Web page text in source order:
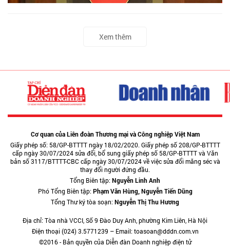
Xem thêm
Cơ quan của Liên đoàn Thương mại và Công nghiệp Việt Nam
Giấy phép số: 58/GP-BTTTT ngày 18/02/2020. Giấy phép số 208/GP-BTTTT
cấp ngày 30/07/2024 sửa đổi, bổ sung giấy phép số 58/GP-BTTTT và Văn
bản số 3117/BTTTT-CBC cấp ngày 30/07/2024 về việc sửa đổi măng séc và
thay đổi người đứng đầu.
Tổng Biên tập:Nguyễn Linh Anh
Phó Tổng Biên tập:Phạm Văn Hùng, Nguyễn Tiến Dũng
Tổng Thư ký tòa soạn:Nguyễn Thị Thu Hương
Địa chỉ: Tòa nhà VCCI, Số 9 Đào Duy Anh, phường Kim Liên, Hà Nội
Điện thoại (024) 3.5771239 – Email: toasoan@dddn.com.vn
©2016 - Bản quyền của Diễn đàn Doanh nghiệp điện tử